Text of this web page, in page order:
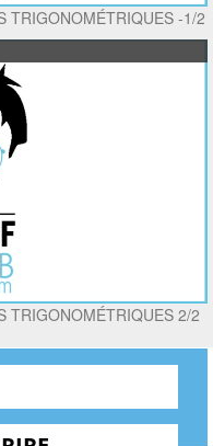
TRIGONOMÉTRIQUES -1/2
TRIGONOMÉTRIQUES 2/2